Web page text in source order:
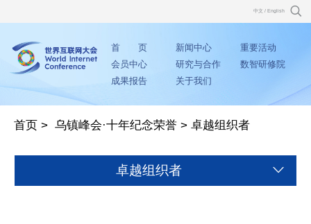
中文 / English
首 页 新闻中心
重要活动
会员中心
研究与合作
数智研修院
成果报告
关于我们
首页 > 乌镇峰会·十年纪念荣誉 >卓越组织者
卓越组织者